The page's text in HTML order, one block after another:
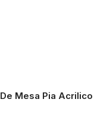
Mesa Pia Acrilico